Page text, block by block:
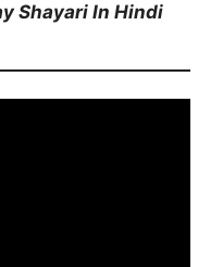
Shayari In Hindi